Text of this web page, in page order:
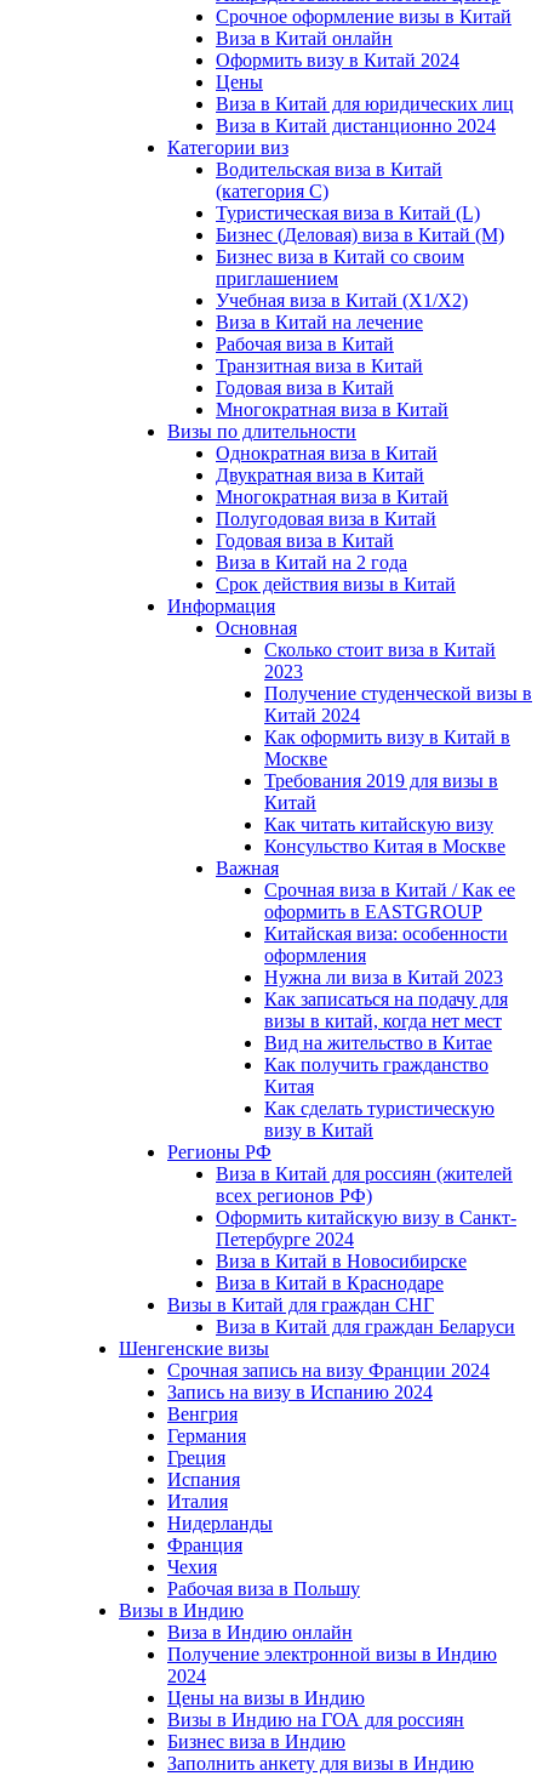
Срочное оформление визы в Китай
Виза в Китай онлайн
Оформить визу в Китай 2024
Цены
Виза в Китай для юридических лиц
Виза в Китай дистанционно 2024
Категории виз
Водительская виза в Китай
(категория С)
Туристическая виза в Китай (L)
Бизнес (Деловая) виза в Китай (M)
Бизнес виза в Китай со своим
приглашением
Учебная виза в Китай (X1/X2)
Виза в Китай на лечение
Рабочая виза в Китай
Транзитная виза в Китай
Годовая виза в Китай
Многократная виза в Китай
Визы по длительности
Однократная виза в Китай
Двукратная виза в Китай
Многократная виза в Китай
Полугодовая виза в Китай
Годовая виза в Китай
Виза в Китай на 2 года
Срок действия визы в Китай
Информация
Основная
Сколько стоит виза в Китай
2023
Получение студенческой визы в
Китай 2024
Как оформить визу в Китай в
Москве
Требования 2019 для визы в
Китай
Как читать китайскую визу
Консульство Китая в Москве
Важная
Срочная виза в Китай / Как ее
оформить в EASTGROUP
Китайская виза: особенности
оформления
Нужна ли виза в Китай 2023
Как записаться на подачу для
визы в китай, когда нет мест
Вид на жительство в Китае
Как получить гражданство
Китая
Как сделать туристическую
визу в Китай
Регионы РФ
Виза в Китай для россиян (жителей
всех регионов РФ)
Оформить китайскую визу в Санкт-
Петербурге 2024
Виза в Китай в Новосибирске
Виза в Китай в Краснодаре
Визы в Китай для граждан СНГ
Виза в Китай для граждан Беларуси
Шенгенские визы
Срочная запись на визу Франции 2024
Запись на визу в Испанию 2024
Венгрия
Германия
Греция
Испания
Италия
Нидерланды
Франция
Чехия
Рабочая виза в Польшу
Визы в Индию
Виза в Индию онлайн
Получение электронной визы в Индию
2024
Цены на визы в Индию
Визы в Индию на ГОА для россиян
Бизнес виза в Индию
Заполнить анкету для визы в Индию